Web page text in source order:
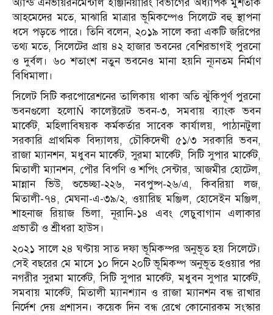
অ্যান্ড এনভায়রনমেন্টাল ইঞ্জিনিয়ারিং বিভাগের অধ্যাপক মুশতাক
আহমেদের মতে, মাঝারি মাত্রার ভূমিকম্পেও সিলেটে বহু স্থাপনা
ধসে পড়তে পারে। তিনি বলেন, ২০১৯ সালে করা একটি জরিপের
তথ্য মতে, সিলেটের প্রায় ৪২ হাজার ভবনের বেশিরভাগই পুরনো
ও দুর্বল। ৬০ শতাংশ নতুন ভবনেও মানা হয়নি ন্যূনতম নির্মাণ
বিধিমালা।
সিলেট সিটি করপোরেশনের তালিকায় থাকা অতি ঝুঁকিপূর্ণ পুরনো
ভবনগুলো হলোÑ কালেক্টরেট ভবন-৩, সমবায় ব্যাংক ভবন
মার্কেট, মহিলাবিষয়ক কর্মকর্তার সাবেক কার্যালয়, পাঠানটুলা
সরকারি প্রাথমিক বিদ্যালয়, চৌকিদেখী ৫১/৩ সরকারি ভবন,
রাজা ম্যানশন, মধুবন মার্কেট, সুরমা মার্কেট, সিটি সুপার মার্কেট,
মিতালী ম্যানশন, পৌর বিপণি ও শপিং সেন্টার, আজমীর হোটেল,
মান্নান ভিউ, শুভেচ্ছা-২২৬, নবপুষ্প-২৬/এ, কিবরিয়া লজ,
মিতালী-৭৪, মেঘনা-এ-৩৯/২, ওয়ারিছ মঞ্জিল, হোসেইন মঞ্জিল,
শাহনাজ রিয়াজ ভিলা, নূরানি-১৪ এবং লেচুবাগান এলাকার
প্রভাতী ও শ্রীধরা হাউস।
২০২১ সালে ২৪ ঘণ্টায় সাত দফা ভূমিকম্পর অনুভূত হয় সিলেটে।
সেই বছরের মে মাসে ১০ দিনে ২০টি ভূমিকম্প অনুভূত হওয়ার পর
নগরীর সুরমা মার্কেট, সিটি সুপার মার্কেট, মধুবন সুপার মার্কেট,
সমবায় মার্কেট, মিতালী ম্যানশ্যান ও রাজা ম্যানশন বন্ধ রাখার
নির্দেশ দেয় প্রশাসন। কয়েক দিন বন্ধ রেখে কোনোরকম সংস্কার